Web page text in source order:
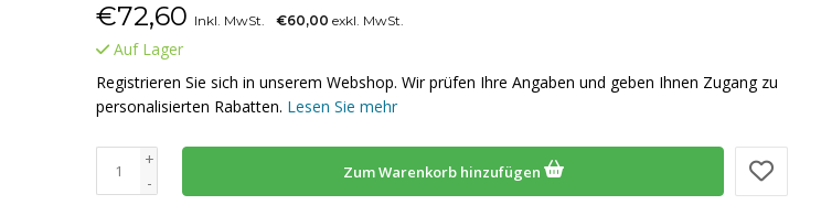
€72,60 Inkl. MwSt. €60,00 exkl. MwSt.
Auf Lager
Registrieren Sie sich in unserem Webshop. Wir prüfen Ihre Angaben und geben Ihnen Zugang zu
personalisierten Rabatten. Lesen Sie mehr
+
-
Zum Warenkorb hinzufügen